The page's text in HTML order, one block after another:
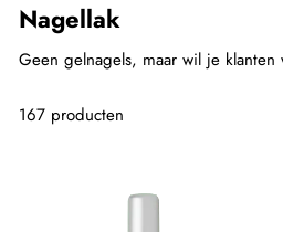
Nagellak
Geen gelnagels, maar wil je klanten
167producten